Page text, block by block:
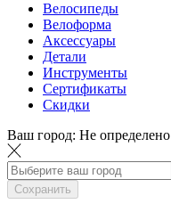
Велосипеды
Велоформа
Аксессуары
Детали
Инструменты
Сертификаты
Скидки
Ваш город: Не определено
Сохранить